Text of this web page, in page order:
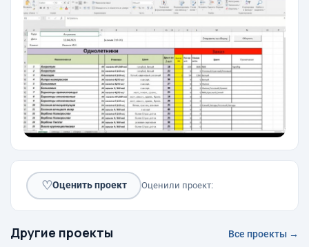
♡Оценить проект Оценили проект:
Другие проекты Все проекты →